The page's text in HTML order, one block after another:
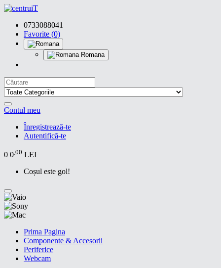
0733088041
Favorite (0)
Romana
Contul meu
Înregistrează-te
Autentifică-te
0 0,00 LEI
Coșul este gol!
Prima Pagina
Componente & Accesorii
Periferice
Webcam